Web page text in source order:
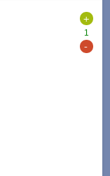
+
1
-